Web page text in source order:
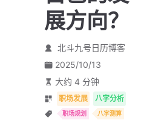
展方向？
北斗九号日历博客
2025/10/13
大约 4 分钟
职场发展 八字分析
职场规划
八字测算